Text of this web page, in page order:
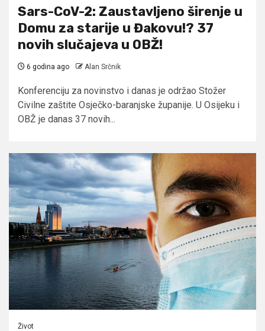
Sars-CoV-2: Zaustavljeno širenje u
Domu za starije u Đakovu!? 37
novih slučajeva u OBŽ!
6 godina ago Alan Srčnik
Konferenciju za novinstvo i danas je održao Stožer
Civilne zaštite Osječko-baranjske županije. U Osijeku i
OBŽ je danas 37 novih...
Život